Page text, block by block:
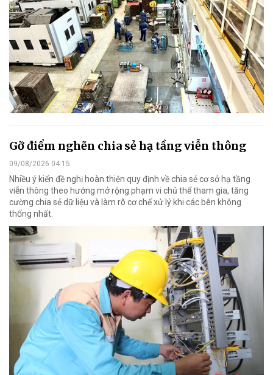
Gỡ điểm nghẽn chia sẻ hạ tầng viễn thông
09/08/2026 04:15
Nhiều ý kiến đề nghị hoàn thiện quy định về chia sẻ cơ sở hạ tầng
viễn thông theo hướng mở rộng phạm vi chủ thể tham gia, tăng
cường chia sẻ dữ liệu và làm rõ cơ chế xử lý khi các bên không
thống nhất.